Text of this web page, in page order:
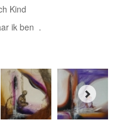
Kind
ik ben .